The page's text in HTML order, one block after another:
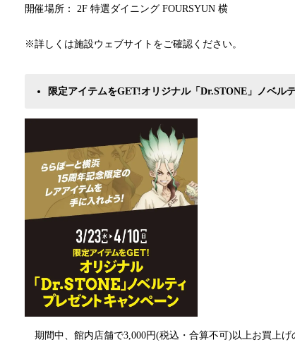
開催場所： 2F 特選ダイニング FOURSYUN 横
※詳しくは施設ウェブサイトをご確認ください。
限定アイテムをGET!オリジナル「Dr.STONE」ノベル
期間中、館内店舗で3,000円(税込・合算不可)以上お買上げ